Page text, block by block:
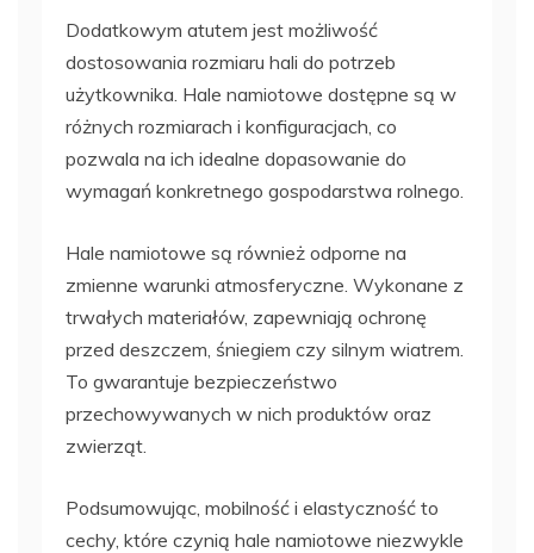
Dodatkowym atutem jest możliwość
dostosowania rozmiaru hali do potrzeb
użytkownika. Hale namiotowe dostępne są w
różnych rozmiarach i konfiguracjach, co
pozwala na ich idealne dopasowanie do
wymagań konkretnego gospodarstwa rolnego.
Hale namiotowe są również odporne na
zmienne warunki atmosferyczne. Wykonane z
trwałych materiałów, zapewniają ochronę
przed deszczem, śniegiem czy silnym wiatrem.
To gwarantuje bezpieczeństwo
przechowywanych w nich produktów oraz
zwierząt.
Podsumowując, mobilność i elastyczność to
cechy, które czynią hale namiotowe niezwykle